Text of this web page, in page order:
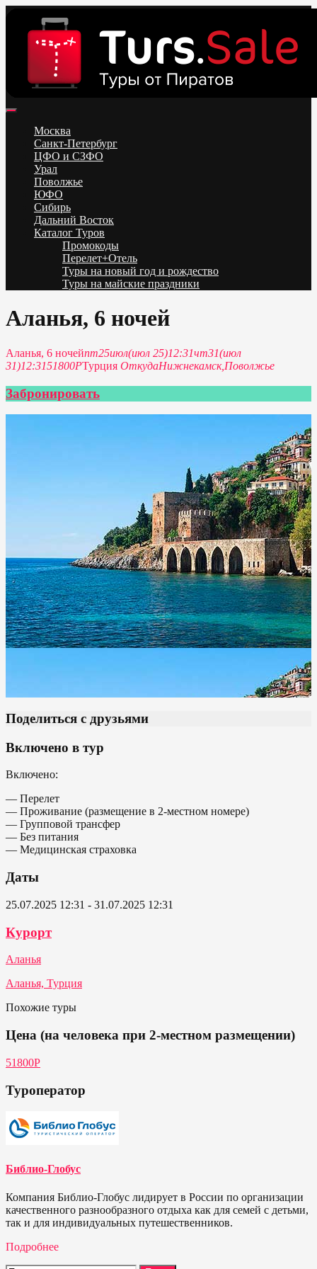
content
Низкие цены на путевки 3-7-10 ночей все включено, отдых на
море. Распродажа экскурсионных и горнолыжных туров.
Обновление каждый день. Официальный сайт Тур Сейл
Москва
Санкт-Петербург
ЦФО и СЗФО
Урал
Поволжье
ЮФО
Сибирь
Дальний Восток
Каталог Туров
Промокоды
Перелет+Отель
Туры на новый год и рождество
Туры на майские праздники
Аланья, 6 ночей
Аланья, 6 ночейпт25июл(июл 25)12:31чт31(июл
31)12:3151800PТурция ОткудаНижнекамск, Поволжье
Забронировать
Поделиться с друзьями
Включено в тур
Включено:
— Перелет
— Проживание (размещение в 2-местном номере)
— Групповой трансфер
— Без питания
— Медицинская страховка
Даты
25.07.2025 12:31 - 31.07.2025 12:31
Курорт
Аланья
Аланья, Турция
Похожие туры
Цена (на человека при 2-местном размещении)
51800P
Туроператор
Библио-Глобус
Компания Библио-Глобус лидирует в России по организации
качественного разнообразного отдыха как для семей с детьми,
так и для индивидуальных путешественников.
Подробнее